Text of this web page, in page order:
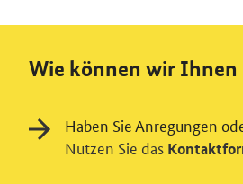
Wie können wir Ihnen
Haben Sie Anregungen
Nutzen Sie das